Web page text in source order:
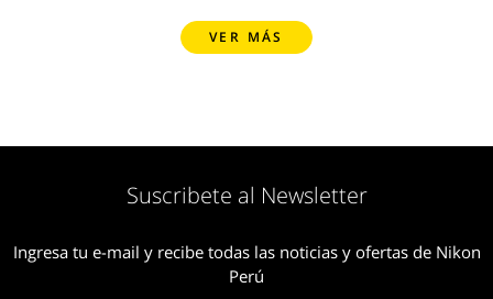
VER MÁS
Suscribete al Newsletter
Ingresa tu e-mail y recibe todas las noticias y ofertas de Nikon
Perú